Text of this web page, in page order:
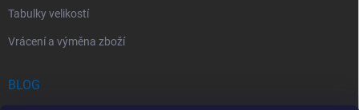
Tabulky velikostí
Vrácení a výměna zboží
BLOG